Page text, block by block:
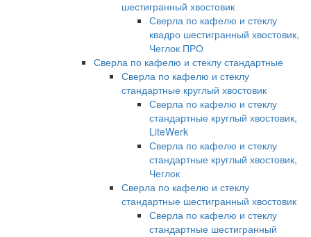
шестигранный хвостовик
Сверла по кафелю и стеклу
квадро шестигранный хвостовик,
Чеглок ПРО
Сверла по кафелю и стеклу стандартные
Сверла по кафелю и стеклу
стандартные круглый хвостовик
Сверла по кафелю и стеклу
стандартные круглый хвостовик,
LiteWerk
Сверла по кафелю и стеклу
стандартные круглый хвостовик,
Чеглок
Сверла по кафелю и стеклу
стандартные шестигранный хвостовик
Сверла по кафелю и стеклу
стандартные шестигранный